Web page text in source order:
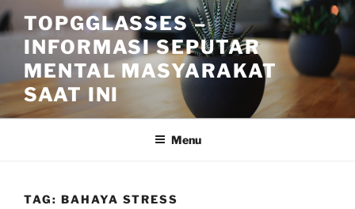
Skip
to
content
TOPGGLASSES –
INFORMASI SEPUTAR
MENTAL MASYARAKAT
SAAT INI
Menu
TAG: BAHAYA STRESS